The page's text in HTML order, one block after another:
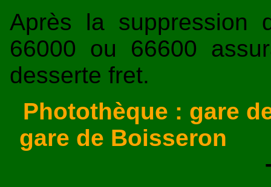
Après la suppression
66000 ou 66600
desserte fret.
Photothèque : gare
gare de Boisseron